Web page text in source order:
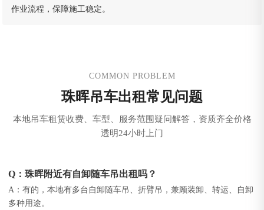
作业流程，保障施工稳定。
COMMON PROBLEM
珠晖吊车出租常见问题
本地吊车租赁收费、车型、服务范围疑问解答，资质齐全价格
透明24小时上门
Q：珠晖附近有自卸随车吊出租吗？
A：有的，本地有多台自卸随车吊、折臂吊，兼顾装卸、转运、自卸
多种用途。